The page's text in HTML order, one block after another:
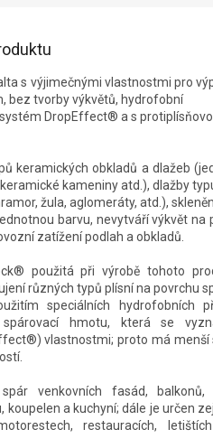
s výjimečnými vlastnostmi pro
bez tvorby výkvětů, hydrofobní
DropEffect® a s
keramických obkladů a dlažeb
kameniny atd.), dlažby
žula, aglomeráty, atd.),
barvu, nevytváří výkvět na
zatížení podlah a obkladů.
použitá při výrobě tohoto
různých typů plísní na povrchu
speciálních hydrofobních
hmotu, která se
vlastnostmi; proto má menší
venkovních fasád,
koupelen a kuchyní; dále je určen
restauracích,